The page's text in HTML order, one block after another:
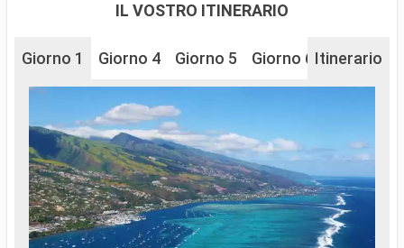
IL VOSTRO ITINERARIO
Giorno 1 Giorno 4 Giorno 5 Giorno 6 Giorno 7
Itinerario